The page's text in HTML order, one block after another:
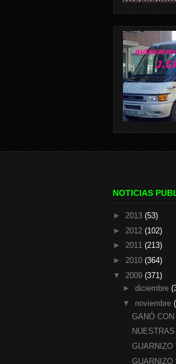
NOTICIAS
► 2013 (53)
► 2012 (102)
► 2011 (213)
► 2010 (364)
▼ 2009 (371)
► diciembre
▼ noviembre
GANÓ